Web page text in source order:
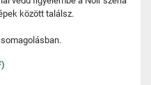
között találsz.